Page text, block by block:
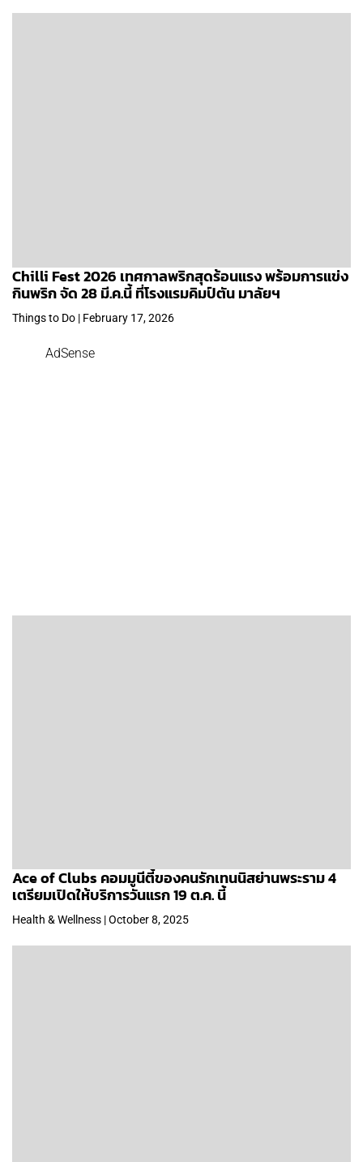
Chilli Fest 2026 เทศกาลพริกสุดร้อนแรง พร้อมการแข่ง
กินพริก จัด 28 มี.ค.นี้ ที่โรงแรมคิมป์ตัน มาลัยฯ
Things to Do | February 17, 2026
AdSense
Ace of Clubs คอมมูนีตี้ของคนรักเทนนิสย่านพระราม 4
เตรียมเปิดให้บริการวันแรก 19 ต.ค. นี้
Health & Wellness | October 8, 2025